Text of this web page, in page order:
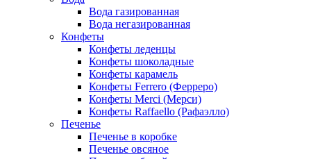
Вода газированная
Вода негазированная
Конфеты
Конфеты леденцы
Конфеты шоколадные
Конфеты карамель
Конфеты Ferrero (Ферреро)
Конфеты Merci (Мерси)
Конфеты Raffaello (Рафаэлло)
Печенье
Печенье в коробке
Печенье овсяное